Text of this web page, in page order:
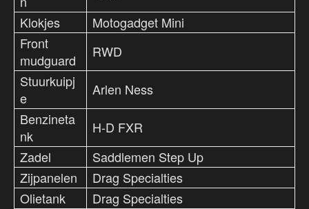
Klokjes
Motogadget Mini
Front
mudguard
RWD
Stuurkuipj
e
Arlen Ness
Benzineta
nk
H-D FXR
Zadel
Saddlemen Step Up
Zijpanelen
Drag Specialties
Olietank
Drag Specialties